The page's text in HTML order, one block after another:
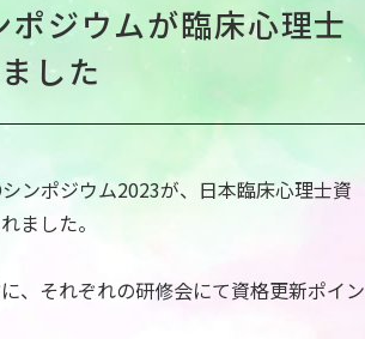
ジウムが臨床心理士
した
ンポジウム2023が、 日本臨床心理士資
ました。
、それぞれの研修会にて資格更新ポイン